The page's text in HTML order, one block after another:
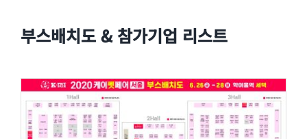
부스배치도 & 참가기업 리스트